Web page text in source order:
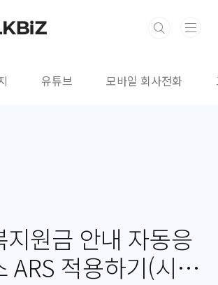
유튜브 모바일 회사전화
지원금 안내 자동응
ARS 적용하기(시즌